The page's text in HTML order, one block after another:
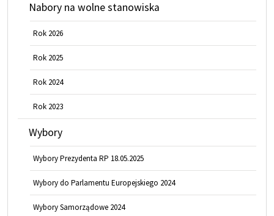
Nabory na wolne stanowiska
Rok 2026
Rok 2025
Rok 2024
Rok 2023
Wybory
Wybory Prezydenta RP 18.05.2025
Wybory do Parlamentu Europejskiego 2024
Wybory Samorządowe 2024